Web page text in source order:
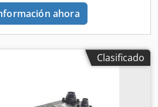
ahora
Clasificado